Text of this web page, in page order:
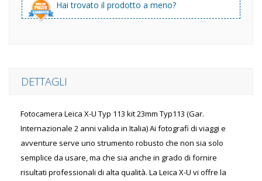
Hai trovato il prodotto a meno?
DETTAGLI
Fotocamera Leica X-U Typ 113 kit 23mm Typ113 (Gar.
Internazionale 2 anni valida in Italia) Ai fotografi di viaggi e
avventure serve uno strumento robusto che non sia solo
semplice da usare, ma che sia anche in grado di fornire
risultati professionali di alta qualità. La Leica X-U vi offre la